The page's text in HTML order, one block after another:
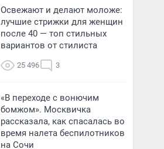
Освежают и делают моложе:
лучшие стрижки для женщин
после 40 — топ стильных
вариантов от стилиста
25 496 3
«В переходе с вонючим
бомжом». Москвичка
рассказала, как спасалась во
время налета беспилотников
на Сочи